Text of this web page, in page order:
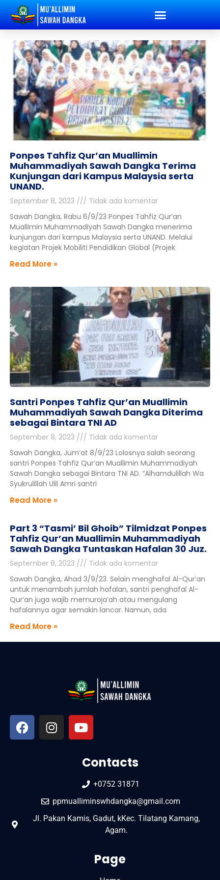
Ponpes Tahfiz Qur’an Muallimin
Muhammadiyah Sawah Dangka Terima
Kunjungan dari Kampus Malaysia serta
UNAND.
September 8, 2023
Tidak ada komentar
Sawah Dangka, Rabu 6/9/23 Ponpes Tahfiz Qur’an
Muallimin Muhammadiyah Sawah Dangka menerima
kunjungan dari kampus Malaysia serta UNAND. Melalui
kegiatan Projek Mobiliti Pendidikan Global (Projek
Read More »
Santri Ponpes Tahfiz Qur’an Muallimin
Muhammadiyah Sawah Dangka Diterima
sebagai Bintara TNI AD
September 8, 2023
Tidak ada komentar
Sawah Dangka, Jum’at 8/9/23 Lolosnya salah seorang
santri Ponpes Tahfiz Qur’an Muallimin Muhammadiyah
Sawah Dangka sebagai Bintara TNI AD. “Alhamdulillah Wa
Syukrulillah Ulil Amri santri
Read More »
Part 3 “Tasmi’ Bil Ghoib” Tilmidzat Ponpes
Tahfiz Qur’an Muallimin Muhammadiyah
Sawah Dangka Tuntaskan Hafalan 30 Juz.
September 8, 2023
Tidak ada komentar
Sawah Dangka, Ahad 3/9/23. Selain menghafal Al-Qur’an
untuk menambah jumlah hafalan, santri penghafal Al-
Qur’an juga wajib memuroja’ah atau mengulang
hafalannya agar semakin lancar. Namun, ada
Read More »
Contacts
+0752 31871
ppmualliminswhdangka@gmail.com
Jl. Pakan Kamis, Gadut, kKec. Tilatang Kamang,
Agam.
Page